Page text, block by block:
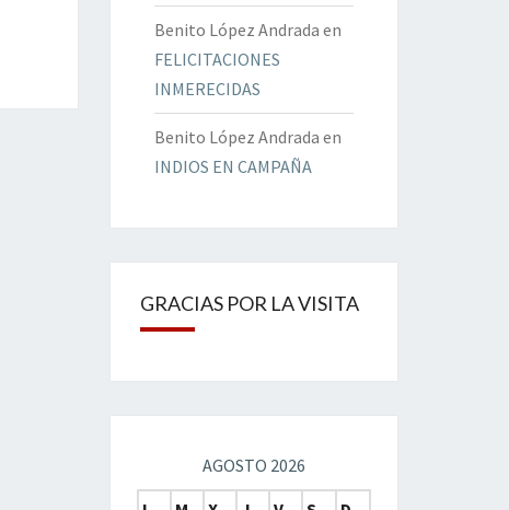
Benito López Andrada en
FELICITACIONES
INMERECIDAS
Benito López Andrada en
INDIOS EN CAMPAÑA
GRACIAS POR LA VISITA
AGOSTO 2026